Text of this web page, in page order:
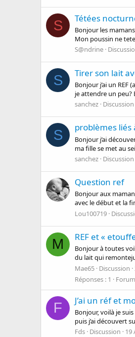
S Tétées
Bonjour les
Mon poussin ne
S@ndrine
S Tirer son lait
Bonjour j’ai un
je attendre un peu?
sanchez Discussion
S problèmes liés
Bonjour j’ai
ma fille se met au
sanchez Discussion
Question ref
Bonjour aux
avec le début et la
Lou100719
M REF et «
Bonjour à toutes
du lait qui
Mae65 Discussion
Réponses : 1
F J’ai un réf et
Bonjour, voilà je
puis j’ai découvert
Fds Discussion 19